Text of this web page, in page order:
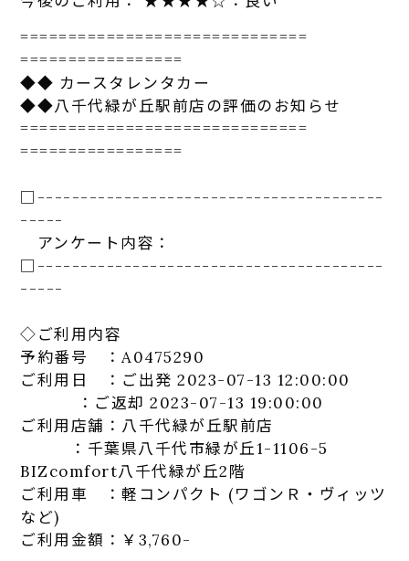
==============================
=================
◆◆ カー スタ レンタカ ー
◆◆八千代緑が丘駅前店の評価のお知らせ
==============================
=================
□----------------------------------------
-----
アンケート 内容：
□----------------------------------------
-----
◇ご利用内容
予約番号 ：A0475290
ご利用日 ：ご出発 2023-07-13 12:00:00
：ご返却 2023-07-13 19:00:00
ご利用店舗：八千代緑が丘駅前店
：千葉県八千代市緑が丘1-1106-5
BIZcomfort八千代緑が丘2階
ご利用車 ：軽コンパクト (ワゴンＲ・ヴィッツ
など)
ご利用金額：￥3,760-